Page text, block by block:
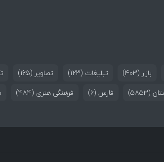
بازار (403) تبلیغات (123) تصاویر (165)
(5853) فارس (6) فرهنگی هنری (484)